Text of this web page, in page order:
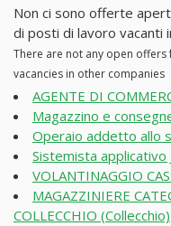
Non ci sono offerte
di posti di lavoro vacanti
There are not any open offers
vacancies in other companies
AGENTE DI
Magazzino e
Operaio addetto allo
Sistemista applicativo
VOLANTINAGGIO
MAGAZZINIERE
COLLECCHIO (Collecchio)